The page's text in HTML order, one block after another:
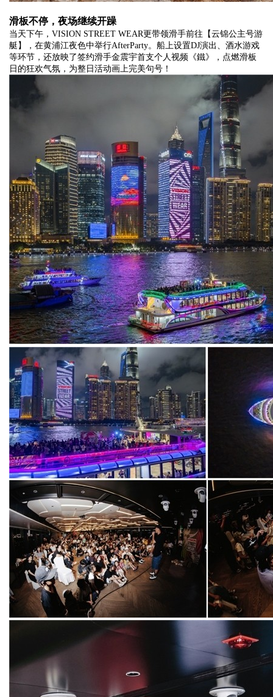
滑板不停，夜场继续开躁
当天下午，VISION STREET WEAR更带领滑手前往【云锦公主号游
艇】，在黄浦江夜色中举行AfterParty。船上设置DJ演出、酒水游戏
等环节，还放映了签约滑手金震宇首支个人视频《鐵》，点燃滑板
日的狂欢气氛，为整日活动画上完美句号！